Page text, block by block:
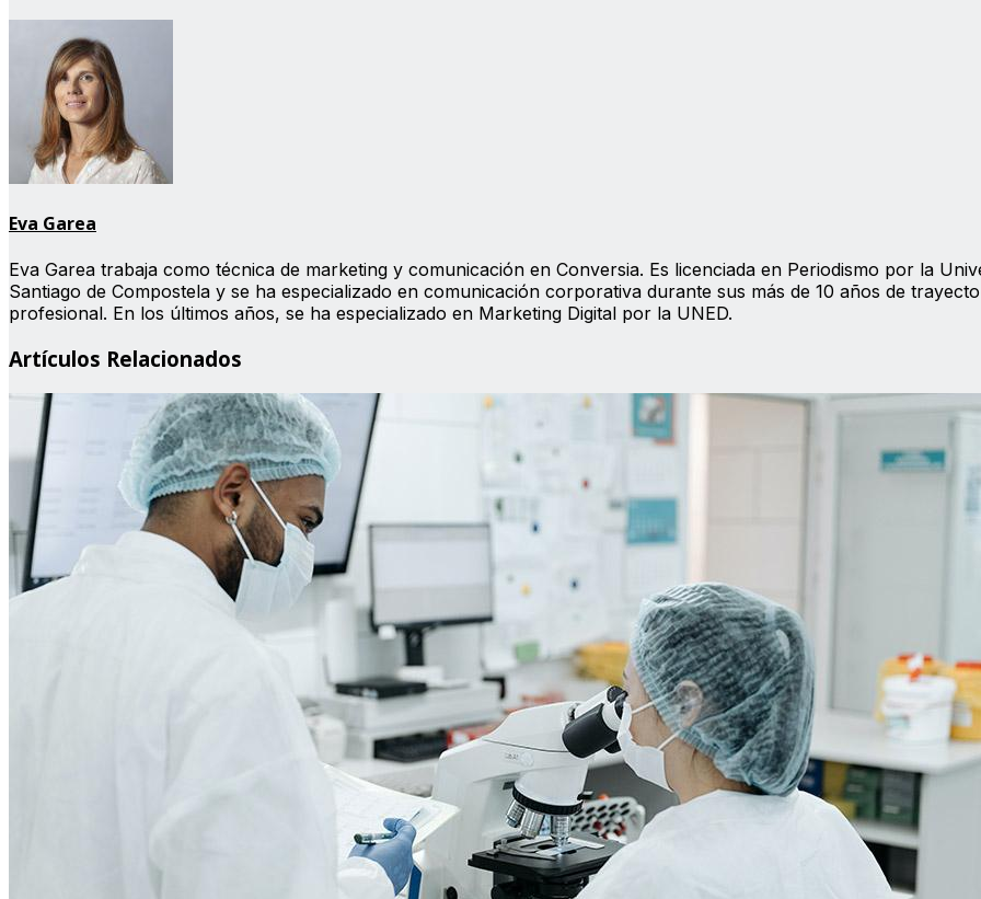
Eva Garea
Eva Garea trabaja como técnica de marketing y comunicación en Conversia. Es licenciada en Periodismo por la
Santiago de Compostela y se ha especializado en comunicación corporativa durante sus más de 10 años de
profesional. En los últimos años, se ha especializado en Marketing Digital por la UNED.
Artículos Relacionados